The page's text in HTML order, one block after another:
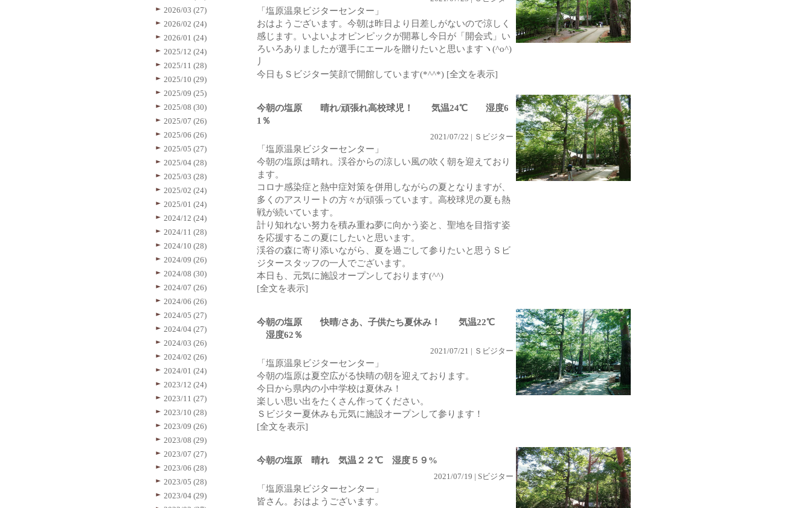
「塩原温泉ビジターセンター」
おはようございます。今朝は昨日より日差しがないので涼しく
感じます。いよいよオピンピックが開幕し今日が「開会式」い
ろいろありましたが選手にエールを贈りたいと思いますヽ(^o^)
丿
今日もＳビジター笑顔で開館しています(*^^*) [全文を表示]
今朝の塩原 晴れ/頑張れ高校球児！ 気温24℃ 湿度6
1％
2021/07/22 | Ｓビジター
「塩原温泉ビジターセンター」
今朝の塩原は晴れ。渓谷からの涼しい風の吹く朝を迎えており
ます。
コロナ感染症と熱中症対策を併用しながらの夏となりますが、
多くのアスリートの方々が頑張っています。高校球児の夏も熱
戦が続いています。
計り知れない努力を積み重ね夢に向かう姿と、聖地を目指す姿
を応援するこの夏にしたいと思います。
渓谷の森に寄り添いながら、夏を過ごして参りたいと思うＳビ
ジタースタッフの一人でございます。
本日も、元気に施設オープンしております(^^)
[全文を表示]
今朝の塩原 快晴/さあ、子供たち夏休み！ 気温22℃
湿度62％
2021/07/21 | Ｓビジター
「塩原温泉ビジターセンター」
今朝の塩原は夏空広がる快晴の朝を迎えております。
今日から県内の小中学校は夏休み！
楽しい思い出をたくさん作ってください。
Ｓビジター夏休みも元気に施設オープンして参ります！
[全文を表示]
今朝の塩原 晴れ 気温２２℃ 湿度５９%
2021/07/19 | Sビジター
「塩原温泉ビジターセンター」
皆さん。おはようございます。
2026/03 (27)
2026/02 (24)
2026/01 (24)
2025/12 (24)
2025/11 (28)
2025/10 (29)
2025/09 (25)
2025/08 (30)
2025/07 (26)
2025/06 (26)
2025/05 (27)
2025/04 (28)
2025/03 (28)
2025/02 (24)
2025/01 (24)
2024/12 (24)
2024/11 (28)
2024/10 (28)
2024/09 (26)
2024/08 (30)
2024/07 (26)
2024/06 (26)
2024/05 (27)
2024/04 (27)
2024/03 (26)
2024/02 (26)
2024/01 (24)
2023/12 (24)
2023/11 (27)
2023/10 (28)
2023/09 (26)
2023/08 (29)
2023/07 (27)
2023/06 (28)
2023/05 (28)
2023/04 (29)